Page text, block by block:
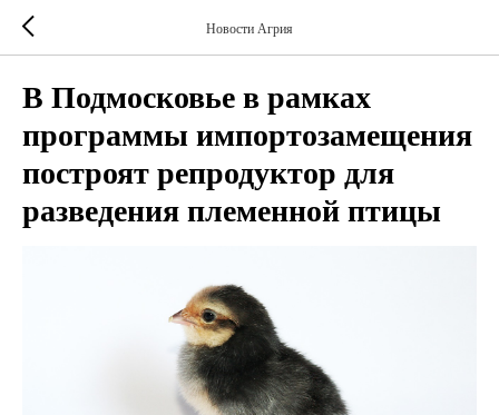
Новости Агрия
В Подмосковье в рамках
программы импортозамещения
построят репродуктор для
разведения племенной птицы